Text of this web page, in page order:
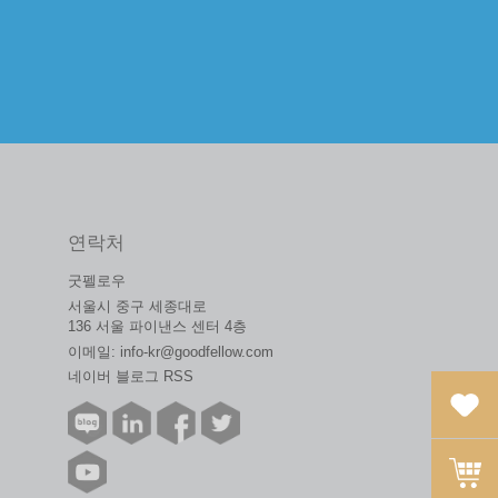
연락처
굿펠로우
서울시 중구 세종대로
136 서울 파이낸스 센터 4층
이메일: info-kr@goodfellow.com
네이버 블로그 RSS